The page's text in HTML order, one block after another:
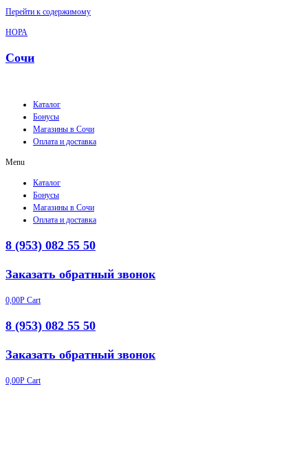
Перейти к содержимому
НОРА
Сочи
Каталог
Бонусы
Магазины в Сочи
Оплата и доставка
Menu
Каталог
Бонусы
Магазины в Сочи
Оплата и доставка
8 (953) 082 55 50
Заказать обратный звонок
0,00Р Cart
8 (953) 082 55 50
Заказать обратный звонок
0,00Р Cart